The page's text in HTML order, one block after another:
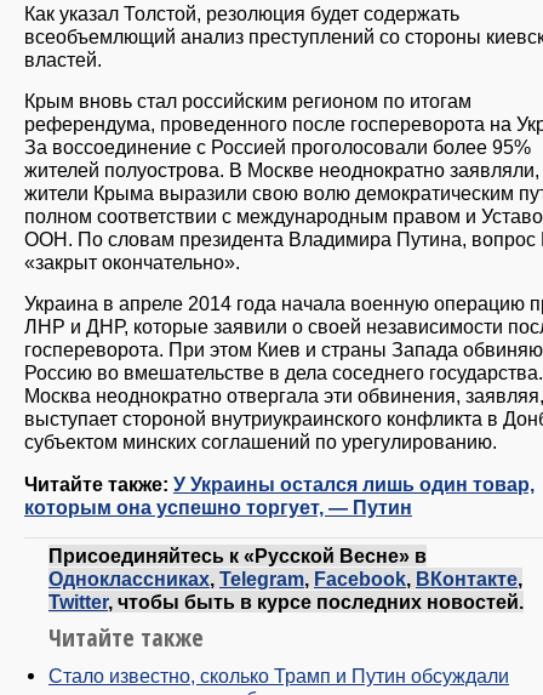
Как указал Толстой, резолюция будет содержать
всеобъемлющий анализ преступлений со стороны
властей.
Крым вновь стал российским регионом по итогам
референдума, проведенного после госпереворота на
За воссоединение с Россией проголосовали более 95%
жителей полуострова. В Москве неоднократно заявляли,
жители Крыма выразили свою волю демократическим
полном соответствии с международным правом и
ООН. По словам президента Владимира Путина,
«закрыт окончательно».
Украина в апреле 2014 года начала военную операцию
ЛНР и ДНР, которые заявили о своей независимости
госпереворота. При этом Киев и страны Запада
Россию во вмешательстве в дела соседнего государства.
Москва неоднократно отвергала эти обвинения,
выступает стороной внутриукраинского конфликта в
субъектом минских соглашений по урегулированию.
Читайте также: У Украины остался лишь один товар,
которым она успешно торгует, — Путин
Присоединяйтесь к «Русской Весне» в
Одноклассниках, Telegram, Facebook, ВКонтакте,
Twitter, чтобы быть в курсе последних новостей.
Читайте также
Стало известно, сколько Трамп и Путин обсуждали